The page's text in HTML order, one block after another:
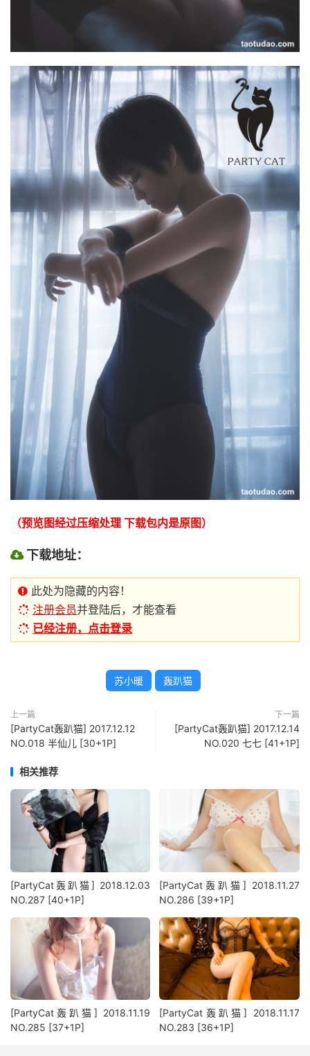
（预览图经过压缩处理 下载包内是原图）
下载地址：
此处为隐藏的内容！
注册会员并登陆后，才能查看
已经注册，点击登录
苏小暖 轰趴猫
上一篇
[PartyCat轰趴猫] 2017.12.12
NO.018 半仙儿 [30+1P]
下一篇
[PartyCat轰趴猫] 2017.12.14
NO.020 七七 [41+1P]
相关推荐
[PartyCat轰趴猫] 2018.12.03
NO.287 [40+1P]
[PartyCat轰趴猫] 2018.11.27
NO.286 [39+1P]
[PartyCat轰趴猫] 2018.11.19
NO.285 [37+1P]
[PartyCat轰趴猫] 2018.11.17
NO.283 [36+1P]